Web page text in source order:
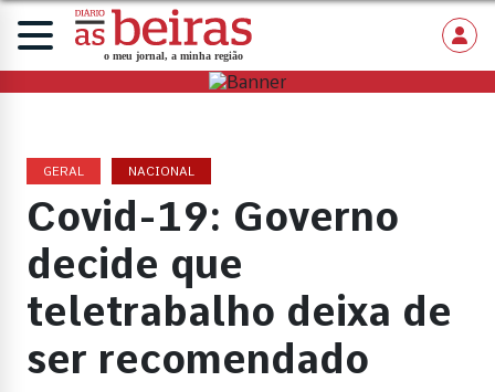
GERAL NACIONAL
Covid-19: Governo
decide que
teletrabalho deixa de
ser recomendado